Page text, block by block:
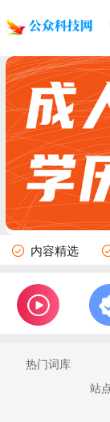
内容精选
热门词库
站